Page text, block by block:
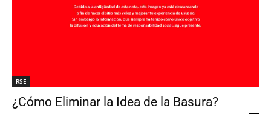
RSE
¿Cómo Eliminar la Idea de la Basura?